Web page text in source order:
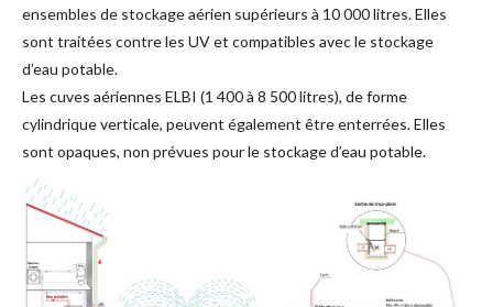
ensembles de stockage aérien supérieurs à 10 000 litres. Elles
sont traitées contre les UV et compatibles avec le stockage
d’eau potable.
Les cuves aériennes ELBI (1 400 à 8 500 litres), de forme
cylindrique verticale, peuvent également être enterrées. Elles
sont opaques, non prévues pour le stockage d’eau potable.